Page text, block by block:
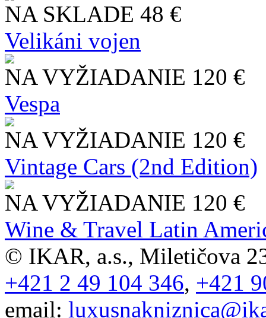
NA SKLADE 48 €
Velikáni vojen
NA VYŽIADANIE 120 €
Vespa
NA VYŽIADANIE 120 €
Vintage Cars (2nd Edition)
NA VYŽIADANIE 120 €
Wine & Travel Latin
© IKAR, a.s., Miletičova
+421 2 49 104 346, +421
email: